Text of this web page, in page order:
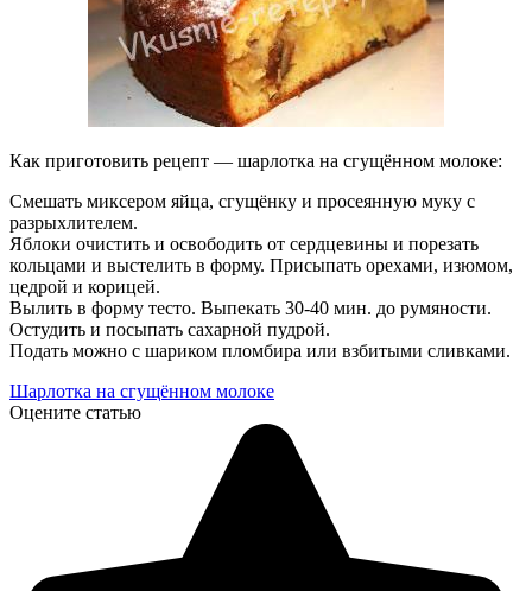
Как приготовить рецепт — шарлотка на сгущённом молоке:
Смешать миксером яйца, сгущёнку и просеянную муку с
разрыхлителем.
Яблоки очистить и освободить от сердцевины и порезать
кольцами и выстелить в форму. Присыпать орехами, изюмом,
цедрой и корицей.
Вылить в форму тесто. Выпекать 30-40 мин. до румяности.
Остудить и посыпать сахарной пудрой.
Подать можно с шариком пломбира или взбитыми сливками.
Шарлотка на сгущённом молоке
Оцените статью